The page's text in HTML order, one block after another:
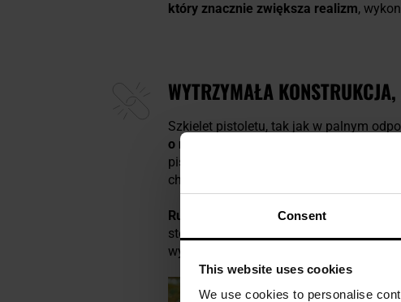
Consent
This website uses cookies
We use cookies to personalise
który znacznie zwiększa realizm,
WYTRZYMAŁA
Szkielet pistoletu, tak jak w palnym
o niskiej wadze
pistoletu w dłoniach i zwiększającą
chroni dłoń przed pracującym zamkiem
Ruchomy zamek wykonano w całości z
stosowane we współczesnych
wyślizgnięciu się zamka z dłoni.